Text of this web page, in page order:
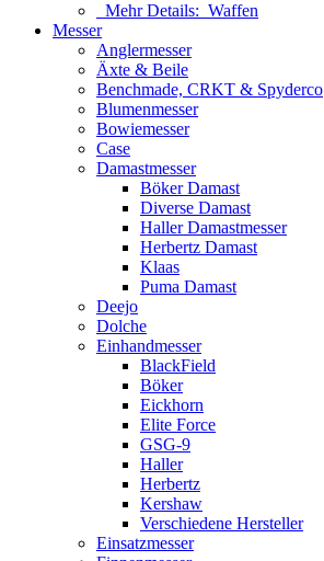
Mehr Details: Waffen
Messer
Anglermesser
Äxte & Beile
Benchmade, CRKT & Spyderco
Blumenmesser
Bowiemesser
Case
Damastmesser
Böker Damast
Diverse Damast
Haller Damastmesser
Herbertz Damast
Klaas
Puma Damast
Deejo
Dolche
Einhandmesser
BlackField
Böker
Eickhorn
Elite Force
GSG-9
Haller
Herbertz
Kershaw
Verschiedene Hersteller
Einsatzmesser